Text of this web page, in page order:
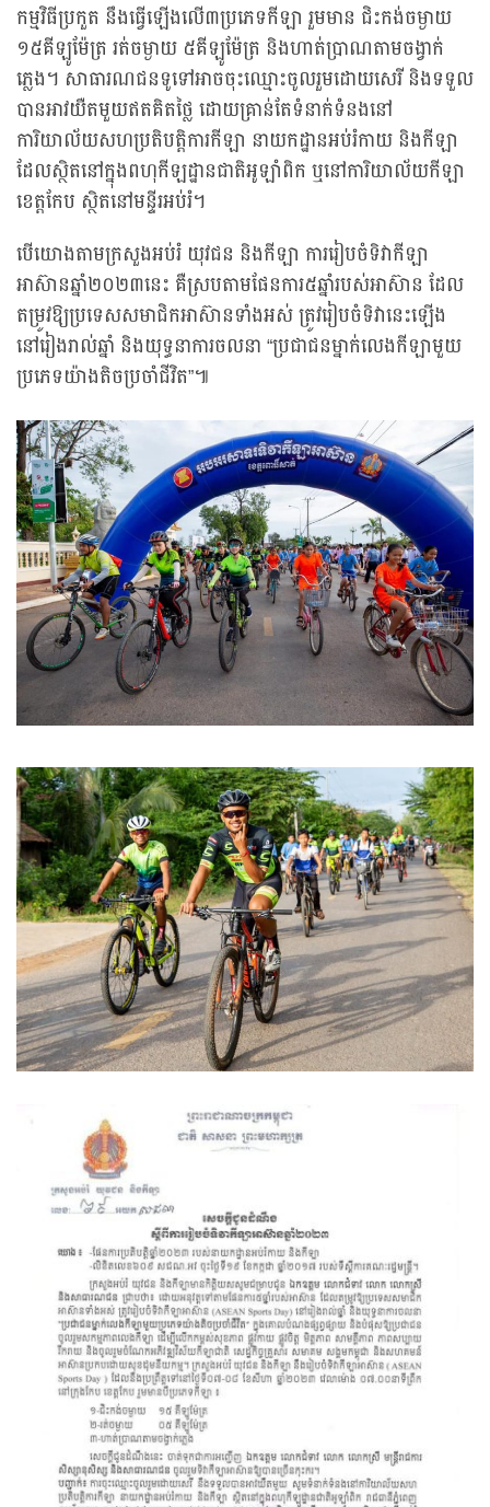
កម្មវិធីប្រកួត នឹងធ្វើឡើងលើ៣ប្រភេទកីឡា រួមមាន ជិះកង់ចម្ងាយ
១៥គីឡូម៉ែត្រ រត់ចម្ងាយ ៥គីឡូម៉ែត្រ និងហាត់ប្រាណតាមចង្វាក់
ភ្លេង។ សាធារណជនទូទៅអាចចុះឈ្មោះចូលរួមដោយសេរី និងទទួល
បានអាវយឺតមួយឥតគិតថ្លៃ ដោយគ្រាន់តែទំនាក់ទំនងនៅ
ការិយាល័យសហប្រតិបត្តិការកីឡា នាយកដ្ឋានអប់រំកាយ និងកីឡា
ដែលស្ថិតនៅក្នុងពហុកីឡដ្ឋានជាតិអូឡាំពិក ឬនៅការិយាល័យកីឡា
ខេត្តកែប ស្ថិតនៅមន្ទីរអប់រំ។
បើយោងតាមក្រសួងអប់រំ យុវជន និងកីឡា ការរៀបចំទិវាកីឡា
អាស៊ានឆ្នាំ២០២៣នេះ គឺស្របតាមផែនការ៥ឆ្នាំរបស់អាស៊ាន ដែល
តម្រូវឱ្យប្រទេសសមាជិកអាស៊ានទាំងអស់ ត្រូវរៀបចំទិវានេះឡើង
នៅរៀងរាល់ឆ្នាំ និងយុទ្ធនាការចលនា “ប្រជាជនម្នាក់លេងកីឡាមួយ
ប្រភេទយ៉ាងតិចប្រចាំជីវិត”៕